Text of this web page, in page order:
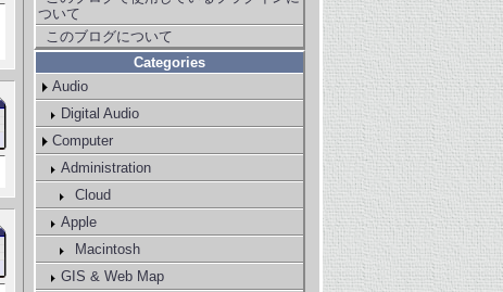
ついて
このブログについて
Categories
Audio
Digital Audio
Computer
Administration
Cloud
Apple
Macintosh
GIS & Web Map